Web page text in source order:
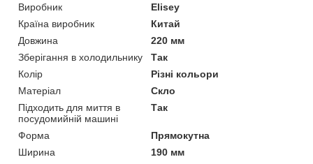
Виробник
Elisey
Країна виробник
Китай
Довжина
220 мм
Зберігання в холодильнику
Так
Колір
Різні кольори
Матеріал
Скло
Підходить для миття в
посудомийній машині
Так
Форма
Прямокутна
Ширина
190 мм